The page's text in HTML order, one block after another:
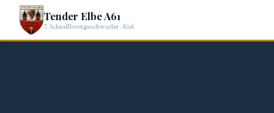
Tender Elbe A61
7. Schnellbootgeschwader · Kiel